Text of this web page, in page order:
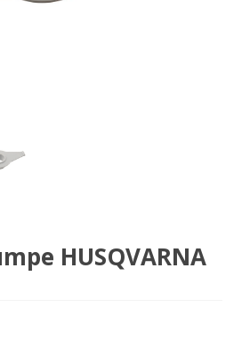
HUSQVARNA